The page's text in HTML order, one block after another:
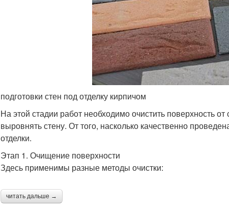
подготовки стен под отделку кирпичом
На этой стадии работ необходимо очистить поверхность
выровнять стену. От того, насколько качественно
отделки.
Этап 1. Очищение поверхности
Здесь применимы разные методы очистки:
читать дальше →